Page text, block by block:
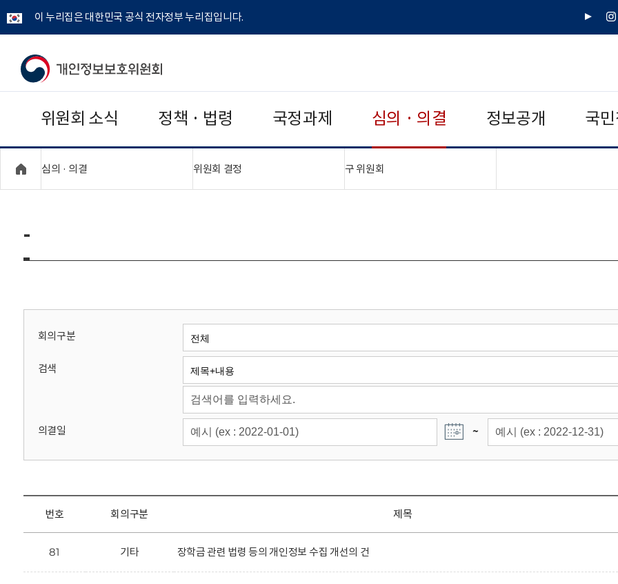
이 누리집은 대한민국 공식 전자정부 누리집입니다.
유
인
개
보
보
위
회
위원회 소식 정책 · 법령 국정과제 심의 · 의결 정보공개 국
심의 · 의결 위원회 결정 구 위원회
-
회의구분
검색
의결일 ~
번호 회의구분 제목
81 기타 장학금 관련 법령 등의 개인정보 수집 개선의 건